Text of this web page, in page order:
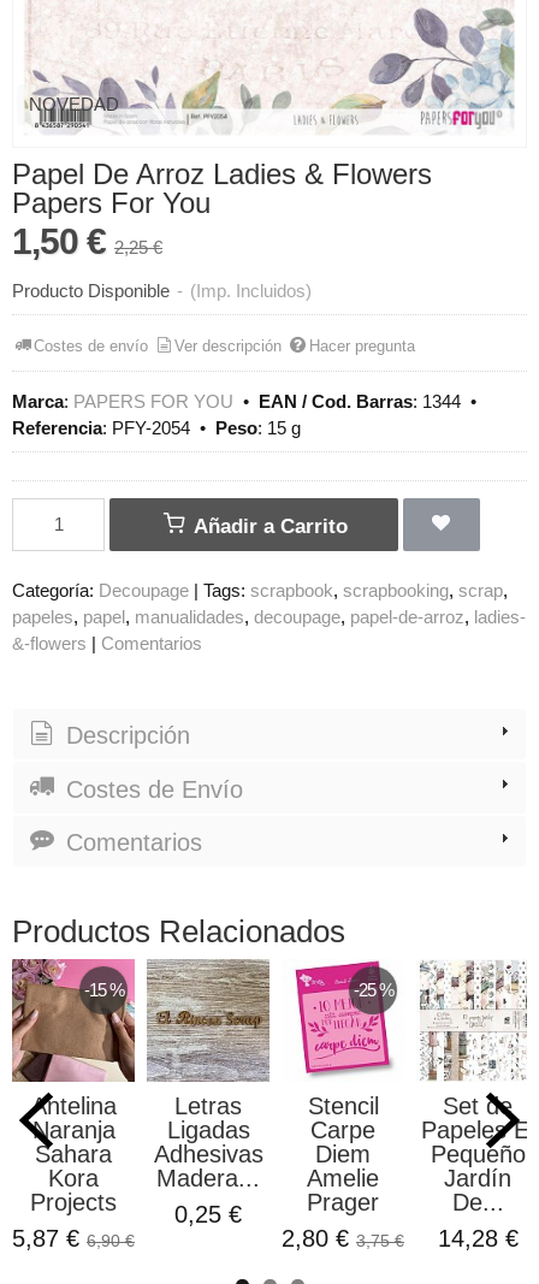
NOVEDAD
Papel De Arroz Ladies & Flowers
Papers For You
1,50 € 2,25 €
Producto Disponible - (Imp. Incluidos)
Costes de envío Ver descripción Hacer pregunta
Marca: PAPERS FOR YOU • EAN / Cod. Barras: 1344 •
Referencia: PFY-2054 • Peso: 15 g
Añadir a Carrito
Categoría: Decoupage | Tags: scrapbook scrapbooking scrap
papeles papel manualidades decoupage papel-de-arroz ladies-
&-flowers | Comentarios
Descripción
Costes de Envío
Comentarios
Productos Relacionados
-15 %
Antelina
Naranja
Sahara
Kora
Projects
5,87 € 6,90 €
Letras
Ligadas
Adhesivas
Madera...
0,25 €
-25 %
Stencil
Carpe
Diem
Amelie
Prager
2,80 € 3,75 €
Set de
Papeles El
Pequeño
Jardín
De...
14,28 €